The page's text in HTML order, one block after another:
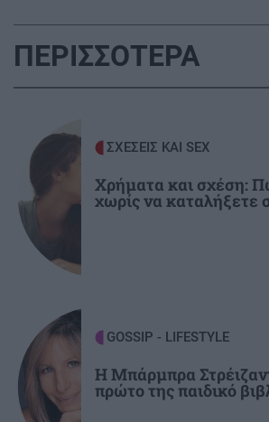
FIFA παραμένει σε ισχύ»
ΑΘΛΗΤΙΚΑ
την Μακάμπι Τελ Αβίβ και
ΟΦΗ (βίντεο)
ΠΕΡΙΕΡΓΑ - ΠΑΡΑΞΕΝΑ
χρόνια
GOSSIP - LIFESTYLE
Γιώργος Λιάγκας: «Ο Τζορτζ
Ελλάδας…»
ΚΟΣΜΟΣ
ΠΕΡΙΣΣΟΤΕΡΑ
ΣΧΕΣΕΙΣ ΚΑΙ SEX
Χρήματα και σχέση:
χωρίς να καταλήξετε
GOSSIP - LIFESTYLE
Η Μπάρμπρα
πρώτο της παιδικό